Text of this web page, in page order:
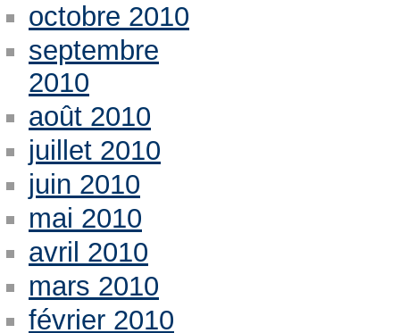
octobre 2010
septembre
2010
août 2010
juillet 2010
juin 2010
mai 2010
avril 2010
mars 2010
février 2010